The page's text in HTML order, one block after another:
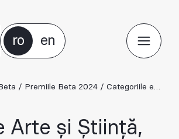
ro en
/ Premiile Beta 2024 / Categoriile ediției 2024
Arte și Știință,